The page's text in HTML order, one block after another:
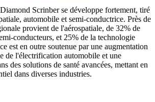
Scrinber se développe fortement, tiré
automobile et semi-conductrice. Près de
provient de l'aérospatiale, de 32% de
conducteurs, et 25% de la technologie
est en outre soutenue par une augmentation
de l'électrification automobile et une
des solutions de santé avancées, mettant en
dans diverses industries.